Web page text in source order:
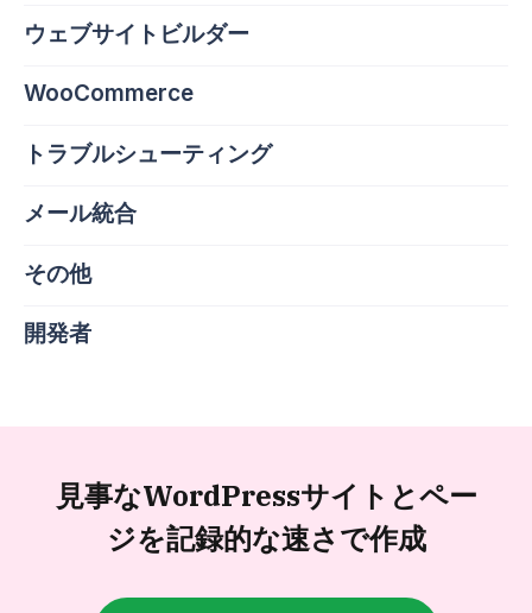
ウェブサイトビルダー
WooCommerce
トラブルシューティング
メール統合
その他
開発者
見事なWordPressサイトとペー
ジを記録的な速さで作成